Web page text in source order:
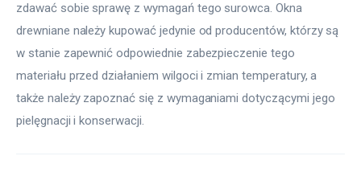
zdawać sobie sprawę z wymagań tego surowca. Okna
drewniane należy kupować jedynie od producentów, którzy są
w stanie zapewnić odpowiednie zabezpieczenie tego
materiału przed działaniem wilgoci i zmian temperatury, a
także należy zapoznać się z wymaganiami dotyczącymi jego
pielęgnacji i konserwacji.